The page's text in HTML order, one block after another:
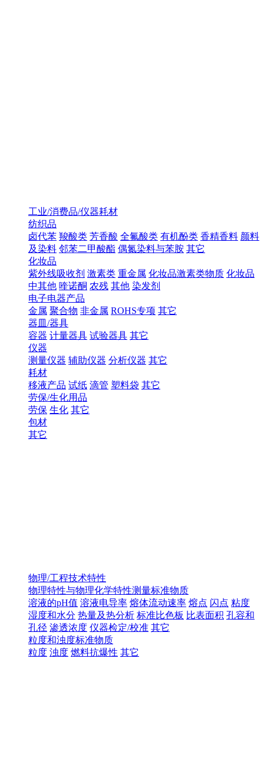
工业/消费品/仪器耗材
纺织品
卤代苯 羧酸类 芳香酸 全氟酸类 有机酚类 香精香料 颜料
及染料 邻苯二甲酸酯 偶氮染料与苯胺 其它
化妆品
紫外线吸收剂 激素类 重金属 化妆品激素类物质 化妆品
中其他 喹诺酮 农残 其他 染发剂
电子电器产品
金属 聚合物 非金属 ROHS专项 其它
器皿/器具
容器 计量器具 试验器具 其它
仪器
测量仪器 辅助仪器 分析仪器 其它
耗材
移液产品 试纸 滴管 塑料袋 其它
劳保/生化用品
劳保 生化 其它
包材
其它
物理/工程技术特性
物理特性与物理化学特性测量标准物质
溶液的pH值 溶液电导率 熔体流动速率 熔点 闪点 粘度
湿度和水分 热量及热分析 标准比色板 比表面积 孔容和
孔径 渗透浓度 仪器检定/校准 其它
粒度和浊度标准物质
粒度 浊度 燃料抗爆性 其它